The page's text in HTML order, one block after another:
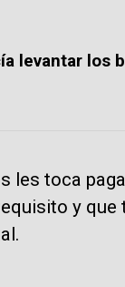
levantar los
les toca
y que